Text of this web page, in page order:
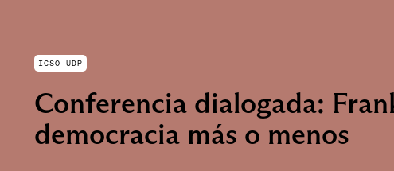
ICSO UDP
Conferencia dialogada:
democracia más o menos